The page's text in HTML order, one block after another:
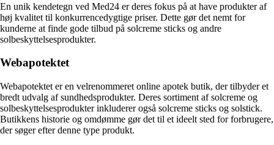
En unik kendetegn ved Med24 er deres fokus på at have produkter af
høj kvalitet til konkurrencedygtige priser. Dette gør det nemt for
kunderne at finde gode tilbud på solcreme sticks og andre
solbeskyttelsesprodukter.
Webapotektet
Webapotektet er en velrenommeret online apotek butik, der tilbyder et
bredt udvalg af sundhedsprodukter. Deres sortiment af solcreme og
solbeskyttelsesprodukter inkluderer også solcreme sticks og solstick.
Butikkens historie og omdømme gør det til et ideelt sted for forbrugere,
der søger efter denne type produkt.